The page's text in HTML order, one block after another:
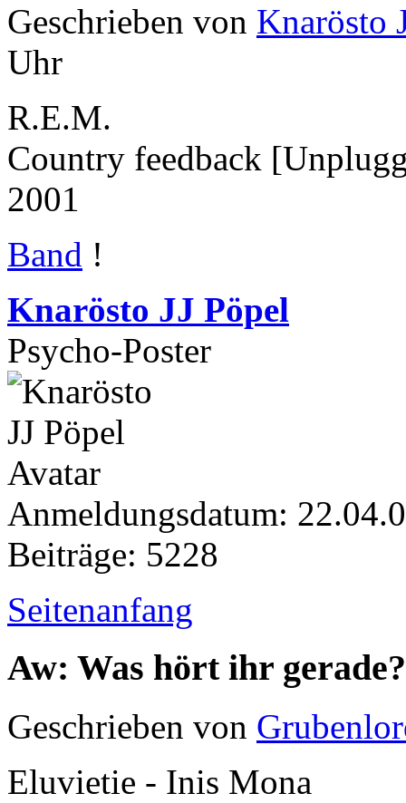
Geschrieben von Knarösto
Uhr
R.E.M.
Country feedback
2001
Band !
Knarösto JJ Pöpel
Psycho-Poster
Anmeldungsdatum:
Beiträge: 5228
Seitenanfang
Aw: Was hört ihr gerade?
Geschrieben von
Eluvietie - Inis Mona